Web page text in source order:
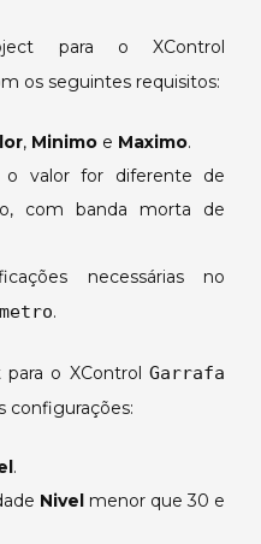
para o XControl
os seguintes requisitos:
, Minimo e Maximo.
o valor for diferente de
com banda morta de
necessárias no
.
o XControl Garrafa
configurações:
.
Nivel menor que 30 e